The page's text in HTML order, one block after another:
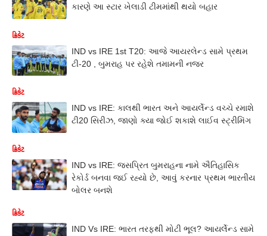
કારણે આ સ્ટાર ખેલાડી ટીમમાંથી થયો બહાર
ક્રિકેટ
IND vs IRE 1st T20: આજે આયરલેન્ડ સામે પ્રથમ
ટી-20 , બુમરાહ પર રહેશે તમામની નજર
ક્રિકેટ
IND vs IRE: કાલથી ભારત અને આયર્લેન્ડ વચ્ચે રમાશે
ટી20 સિરીઝ, જાણો ક્યા જોઈ શકાશે લાઈવ સ્ટ્રીમિંગ
ક્રિકેટ
IND vs IRE: જસપ્રિત બુમરાહના નામે ઐતિહાસિક
રેકોર્ડ બનવા જઈ રહ્યો છે, આવું કરનાર પ્રથમ ભારતીય
બોલર બનશે
ક્રિકેટ
IND Vs IRE: ભારત તરફથી મોટી ભૂલ? આયર્લેન્ડ સામે